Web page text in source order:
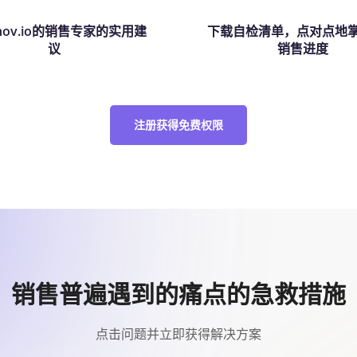
的销售专家的实用建
议
下载自检清单，点对点地
销售进度
注册获得免费权限
销售普遍遇到的痛点的急救措施
点击问题并立即获得解决方案